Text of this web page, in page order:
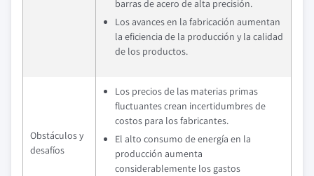
barras de acero de alta precisión.
Los avances en la fabricación aumentan
la eficiencia de la producción y la calidad
de los productos.
Obstáculos y
desafíos
Los precios de las materias primas
fluctuantes crean incertidumbres de
costos para los fabricantes.
El alto consumo de energía en la
producción aumenta
considerablemente los gastos